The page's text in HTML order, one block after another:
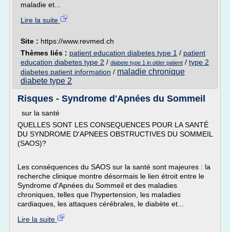
maladie et...
Lire la suite
Site : https://www.revmed.ch
Thèmes liés : patient education diabetes type 1 / patient
education diabetes type 2 / diabete type 1 in older patient / type 2
diabetes patient information / maladie chronique
diabete type 2
Risques - Syndrome d'Apnées du Sommeil
sur la santé
QUELLES SONT LES CONSEQUENCES POUR LA SANTÉ
DU SYNDROME D'APNEES OBSTRUCTIVES DU SOMMEIL
(SAOS)?
Les conséquences du SAOS sur la santé sont majeures : la
recherche clinique montre désormais le lien étroit entre le
Syndrome d'Apnées du Sommeil et des maladies
chroniques, telles que l'hypertension, les maladies
cardiaques, les attaques cérébrales, le diabète et...
Lire la suite